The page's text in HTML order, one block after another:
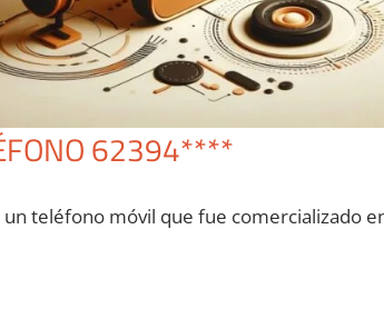
62394****
teléfono móvil quе fue comercializado